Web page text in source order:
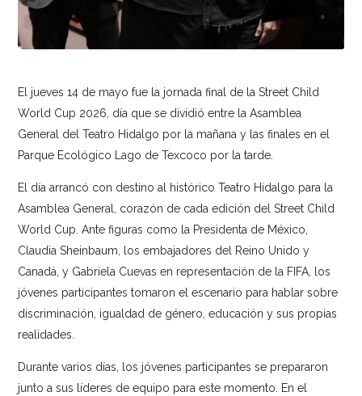
El jueves 14 de mayo fue la jornada final de la Street Child
World Cup 2026, día que se dividió entre la Asamblea
General del Teatro Hidalgo por la mañana y las finales en el
Parque Ecológico Lago de Texcoco por la tarde.
El día arrancó con destino al histórico Teatro Hidalgo para la
Asamblea General, corazón de cada edición del Street Child
World Cup. Ante figuras como la Presidenta de México,
Claudia Sheinbaum, los embajadores del Reino Unido y
Canadá, y Gabriela Cuevas en representación de la FIFA, los
jóvenes participantes tomaron el escenario para hablar sobre
discriminación, igualdad de género, educación y sus propias
realidades.
Durante varios días, los jóvenes participantes se prepararon
junto a sus líderes de equipo para este momento. En el